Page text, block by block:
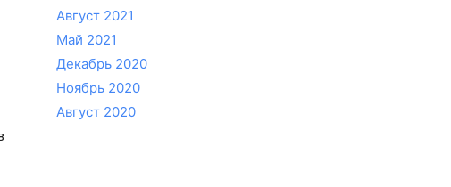
Август 2021
Май 2021
Декабрь 2020
Ноябрь 2020
Август 2020